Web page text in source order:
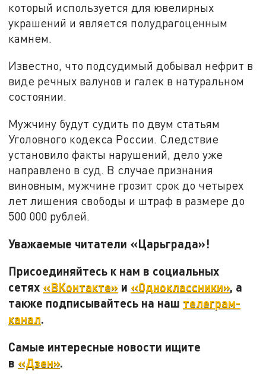
который используется для ювелирных
украшений и является полудрагоценным
камнем.
Известно, что подсудимый добывал нефрит в
виде речных валунов и галек в натуральном
состоянии.
Мужчину будут судить по двум статьям
Уголовного кодекса России. Следствие
установило факты нарушений, дело уже
направлено в суд. В случае признания
виновным, мужчине грозит срок до четырех
лет лишения свободы и штраф в размере до
500 000 рублей.
Уважаемые читатели «Царьграда»!
Присоединяйтесь к нам в социальных
сетях «ВКонтакте» и «Одноклассники», а
также подписывайтесь на наш телеграм-
канал.
Самые интересные новости ищите
в «Дзен».